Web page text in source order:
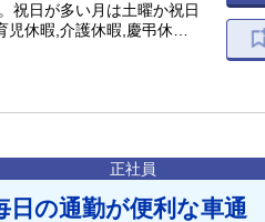
祝日が多い月は土曜か祝日
児休暇,介護休暇,慶弔休
正社員
の通勤が便利な車通